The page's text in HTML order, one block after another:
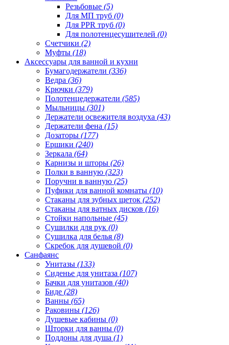
Резьбовые (5)
Для МП труб (0)
Для PPR труб (0)
Для полотенцесушителей (0)
Счетчики (2)
Муфты (18)
Аксессуары для ванной и кухни
Бумагодержатели (336)
Ведра (36)
Крючки (379)
Полотенцедержатели (585)
Мыльницы (301)
Держатели освежителя воздуха (43)
Держатели фена (15)
Дозаторы (177)
Ершики (240)
Зеркала (64)
Карнизы и шторы (26)
Полки в ванную (323)
Поручни в ванную (25)
Пуфики для ванной комнаты (10)
Стаканы для зубных щеток (252)
Стаканы для ватных дисков (16)
Стойки напольные (45)
Сушилки для рук (0)
Сушилка для белья (8)
Скребок для душевой (0)
Санфаянс
Унитазы (133)
Сиденье для унитаза (107)
Бачки для унитазов (40)
Биде (28)
Ванны (65)
Раковины (126)
Душевые кабины (0)
Шторки для ванны (0)
Поддоны для душа (1)